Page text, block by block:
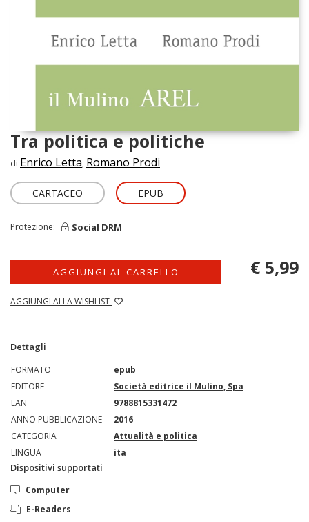
Tra politica e politiche
di Enrico Letta, Romano Prodi
CARTACEO EPUB
Protezione: Social DRM
AGGIUNGI AL CARRELLO
AGGIUNGI ALLA WISHLIST
€ 5,99
Dettagli
FORMATO
epub
EDITORE
Società editrice il Mulino, Spa
EAN
9788815331472
ANNO PUBBLICAZIONE
2016
CATEGORIA
Attualità e politica
LINGUA
ita
Dispositivi supportati
Computer
E-Readers